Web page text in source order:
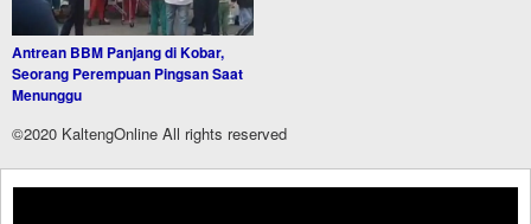
Antrean BBM Panjang di Kobar,
Seorang Perempuan Pingsan Saat
Menunggu
©2020 KaltengOnline All rights reserved